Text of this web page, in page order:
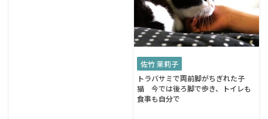
佐竹 茉莉子
トラバサミで両前脚がちぎれた子
猫 今では後ろ脚で歩き、トイレも
食事も自分で